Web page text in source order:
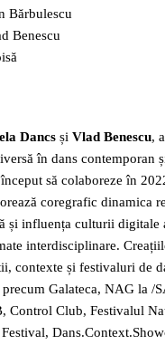
Bărbulescu
Benescu
Dancs și Vlad Benescu,
în dans contemporan
să colaboreze în
coregrafic dinamica
și influența culturii digitale
interdisciplinare.
contexte și festivaluri de
Galateca, NAG la /
Control Club, Festivalul